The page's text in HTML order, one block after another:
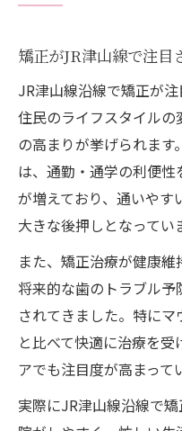
目立たず矯正でき
ライフスタイ
方
目立たない矯
比較
矯正の専門家
マウスピース
ツ
快適さ重視ならマ
矯正を快適に
用術
日常生活に馴
矯正がJR津山線で注目
JR津山線沿線で矯正が
住民のライフスタイル
の高まりが挙げられま
は、通勤・通学の利便
が増えており、通いやす
大きな後押しとなってい
また、矯正治療が健康維
将来的な歯のトラブル
されてきました。特に
と比べて快適に治療を
アでも注目度が高まって
実際にJR津山線沿線で